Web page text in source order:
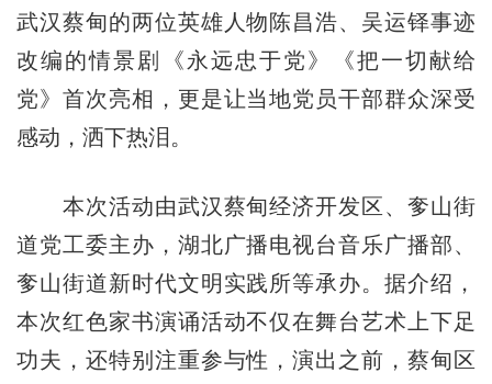
武汉蔡甸的两位英雄人物陈昌浩、吴运铎事迹
改编的情景剧《永远忠于党》《把一切献给
党》首次亮相，更是让当地党员干部群众深受
感动，洒下热泪。
本次活动由武汉蔡甸经济开发区、奓山街
道党工委主办，湖北广播电视台音乐广播部、
奓山街道新时代文明实践所等承办。据介绍，
本次红色家书演诵活动不仅在舞台艺术上下足
功夫，还特别注重参与性，演出之前，蔡甸区